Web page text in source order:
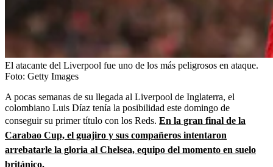
El atacante del Liverpool fue uno de los más peligrosos en ataque.
Foto: Getty Images
A pocas semanas de su llegada al Liverpool de Inglaterra, el
colombiano Luis Díaz tenía la posibilidad este domingo de
conseguir su primer título con los Reds. En la gran final de la
Carabao Cup, el guajiro y sus compañeros intentaron
arrebatarle la gloria al Chelsea, equipo del momento en suelo
británico.